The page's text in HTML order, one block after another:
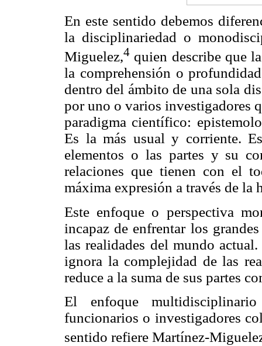
En este sentido debemos
la disciplinariedad o
Miguelez,4 quien describe que
la comprehensión o
dentro del ámbito de una sola
por uno o varios investigadores
paradigma científico:
Es la más usual y corriente.
elementos o las partes y su
relaciones que tienen con el
máxima expresión a través de la
Este enfoque o perspectiva
incapaz de enfrentar los
las realidades del mundo
ignora la complejidad de las
reduce a la suma de sus partes
El enfoque
funcionarios o investigadores
sentido refiere Martínez-